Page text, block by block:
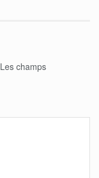
Les champs